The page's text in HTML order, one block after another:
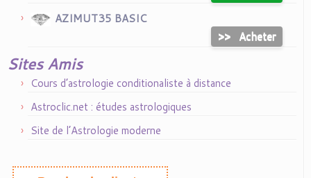
AZIMUT35 BASIC
>> Acheter
Sites Amis
Cours d’astrologie conditionaliste à distance
Astroclic.net : études astrologiques
Site de l’Astrologie moderne